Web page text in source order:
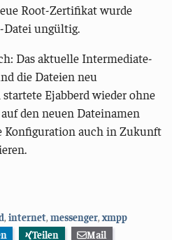
Root-Zertifikat wurde
Datei ungültig.
Das aktuelle Intermediate-
die Dateien neu
Ejabberd wieder ohne
den neuen Dateinamen
Konfiguration auch in Zukunft
,internet,messenger,xmpp
Teilen
Mail